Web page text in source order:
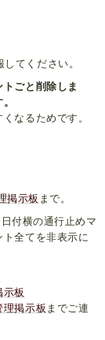
てください。
ごと削除しま
なるためです。
掲示板 まで。
付横の通行止めマ
全てを非表示に
示板
理掲示板 までご連